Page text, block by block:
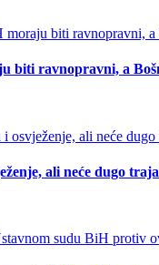
biti ravnopravni, a
ali neće dugo